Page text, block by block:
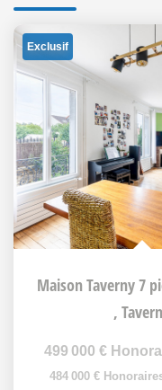
Exclusif
Maison Taverny 7
,
499 000 €
484 000 €